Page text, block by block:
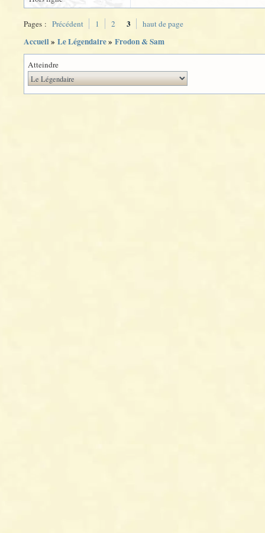
Pages : Précédent 1 2 3 haut de page
Accueil» Le Légendaire» Frodon & Sam
Atteindre